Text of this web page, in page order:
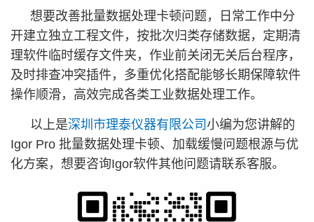
想要改善批量数据处理卡顿问题，日常工作中分
开建立独立工程文件，按批次归类存储数据，定期清
理软件临时缓存文件夹，作业前关闭无关后台程序，
及时排查冲突插件，多重优化搭配能够长期保障软件
操作顺滑，高效完成各类工业数据处理工作。
以上是深圳市理泰仪器有限公司 小编为您讲解的
Igor Pro 批量数据处理卡顿、加载缓慢问题根源与优
化方案，想要咨询Igor软件其他问题请联系客服。